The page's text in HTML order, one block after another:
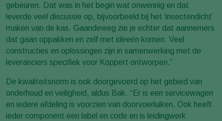
gebeuren. Dat was in het begin wat onwennig en dat
leverde veel discussie op, bijvoorbeeld bij het ‘insectendicht’
maken van de kas. Gaandeweg zie je echter dat aannemers
dat gaan oppakken en zelf met ideeën komen. Veel
constructies en oplossingen zijn in samenwerking met de
leveranciers specifiek voor Koppert ontworpen.”
De kwaliteitsnorm is ook doorgevoerd op het gebied van
onderhoud en veiligheid, aldus Bak. “Er is een servicewagen
en iedere afdeling is voorzien van doorvoerluiken. Ook heeft
ieder component een label en code en is leidingwerk